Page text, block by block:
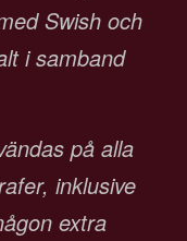
Swish och
i samband
på alla
inklusive
extra